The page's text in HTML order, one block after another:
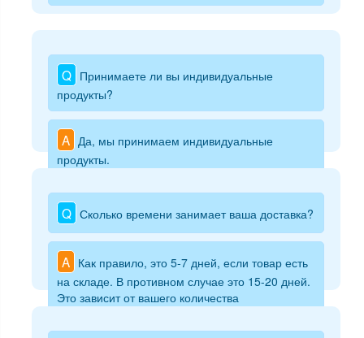
Q Принимаете ли вы индивидуальные
продукты?
A Да, мы принимаем индивидуальные
продукты.
Q Сколько времени занимает ваша доставка?
A Как правило, это 5-7 дней, если товар есть
на складе. В противном случае это 15-20 дней.
Это зависит от вашего количества